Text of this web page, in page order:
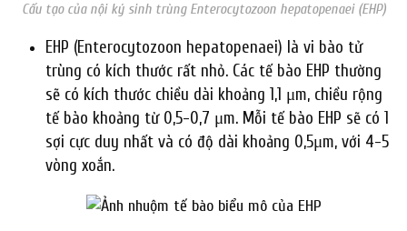
Cấu tạo của nội ký sinh trùng Enterocytozoon hepatopenaei (EHP)
EHP (Enterocytozoon hepatopenaei) là vi bào tử
trùng có kích thước rất nhỏ. Các tế bào EHP thường
sẽ có kích thước chiều dài khoảng 1,1 μm, chiều rộng
tế bào khoảng từ 0,5-0,7 μm. Mỗi tế bào EHP sẽ có 1
sợi cực duy nhất và có độ dài khoảng 0,5μm, với 4-5
vòng xoắn.